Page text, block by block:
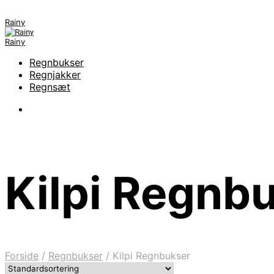
Rainy
Rainy
Regnbukser
Regnjakker
Regnsæt
Kilpi
Forside / Regnbukser / Kilpi Regnbukser